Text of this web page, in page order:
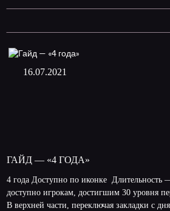
16.07.2021
ГАЙД — «4 ГОДА»
4 года Доступно по иконке Длительность
доступно игрокам, достигшим 30 уровня
В верхней части, переключая закладки с